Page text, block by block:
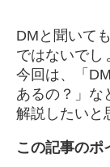
DMと聞いて
ではないでし
今回は、「
あるの？」な
解説したいと
この記事のポ